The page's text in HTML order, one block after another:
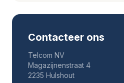
Contacteer ons
Telcom NV
Magazijnenstraat 4
2235 Hulshout